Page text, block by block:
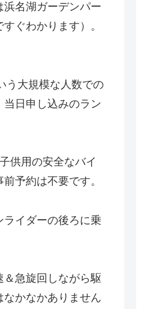
浜名湖ガーデンパー
ぐわかります）。
う大規模な人数での
日申し込みのラン
供用の安全なバイ
予約は不要です。
イダーの後ろに乗
急旋回しながら駆
かなかありません